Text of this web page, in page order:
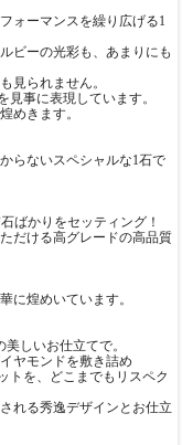
ォーマンスを繰り広げる1
ビーの光彩も、あまりにも
見られません。
事に表現しています。
めきます。
らないスペシャルな1石で
ばかりをセッティング！
だける高グレードの高品質
に煌めいています。
しいお仕立てで。
ヤモンドを敷き詰め
トを、どこまでもリスペク
れる秀逸デザインとお仕立